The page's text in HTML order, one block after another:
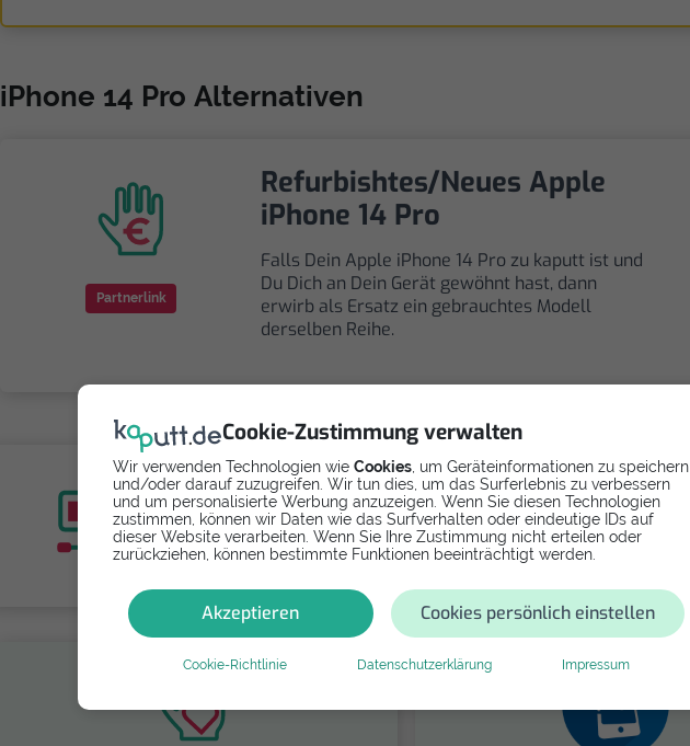
Cookie-Zustimmung verwalten
Wir verwenden Technologien wie Cookies , um Geräteinformationen zu speichern
und/oder darauf zuzugreifen. Wir tun dies, um das Surferlebnis zu verbessern
und um personalisierte Werbung anzuzeigen. Wenn Sie diesen Technologien
zustimmen, können wir Daten wie das Surfverhalten oder eindeutige IDs auf
dieser Website verarbeiten. Wenn Sie Ihre Zustimmung nicht erteilen oder
zurückziehen, können bestimmte Funktionen beeinträchtigt werden.
Akzeptieren Cookies persönlich einstellen
Cookie-Richtlinie Datenschutzerklärung Impressum
iPhone 14 Pro Alternativen
Partnerlink
Refurbishtes/Neues Apple
iPhone 14 Pro
Falls Dein Apple iPhone 14 Pro zu kaputt ist und
Du Dich an Dein Gerät gewöhnt hast, dann
erwirb als Ersatz ein gebrauchtes Modell
derselben Reihe.
Selbst reparieren
Repariere dein iPhone 14 Pro - Akku mit Videoanleitung
selbst. Ersatzteile ab